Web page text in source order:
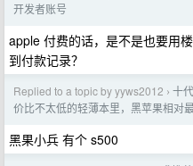
开发者账号
apple 付费的话，是不是也要用
到付款记录？
Replied to a topic by yyws2012 › 十
价比不太低的轻薄本里，黑苹果相对
黑果小兵 有个 s500